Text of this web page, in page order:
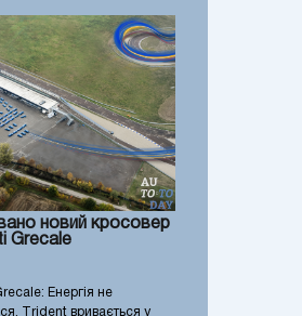
новий кросовер
Grecale
Енергія не
Тrident вривається у